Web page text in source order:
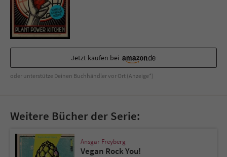
Jetzt kaufen bei
oder unterstütze Deinen Buchhändler vor Ort (Anzeige*)
Weitere Bücher der Serie:
Ansgar Freyberg
Vegan Rock You!